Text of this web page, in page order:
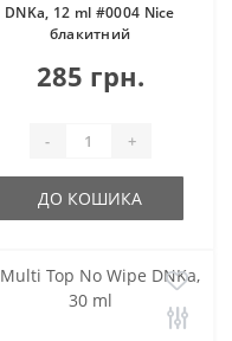
DNKa, 12 ml #0004 Nice
блакитний
285 грн.
- +
ДО КОШИКА